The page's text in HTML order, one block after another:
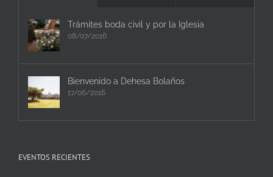
Trámites boda civil y por la Iglesia
08/07/2016
Bienvenido a Dehesa Bolaños
17/06/2016
EVENTOS RECIENTES